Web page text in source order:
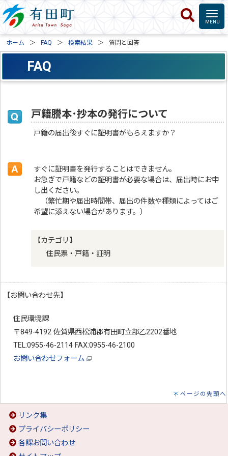
ホーム FAQ 検索結果 質問と回答
FAQ
戸籍謄本･抄本の発行について
戸籍の届出後すぐに証明書がもらえますか？
すぐに証明書を発行することはできません。
お急ぎで戸籍などの証明書が必要な場合は、届出時にお申
し出ください。
（繁忙期や届出時間帯、届出の件数や種類によってはご
希望に添えない場合があります。）
【カテゴリ】
住民票・戸籍・証明
【お問い合わせ先】
住民環境課
〒849-4192 佐賀県西松浦郡有田町立部乙2202番地
TEL:0955-46-2114 FAX:0955-46-2100
お問い合わせフォーム
ページの先頭へ
リンク集
プライバシーポリシー
各課お問い合わせ